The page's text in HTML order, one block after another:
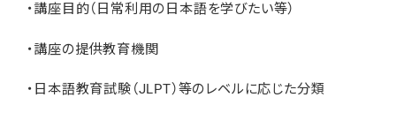
・講座目的（日常利用の日本語を学びたい等）
・講座の提供教育機関
・日本語教育試験（JLPT）等のレベルに応じた分類